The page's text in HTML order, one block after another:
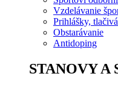
Vzdelávanie
Prihlášky,
Obstarávanie
Antidoping
STANOVY A